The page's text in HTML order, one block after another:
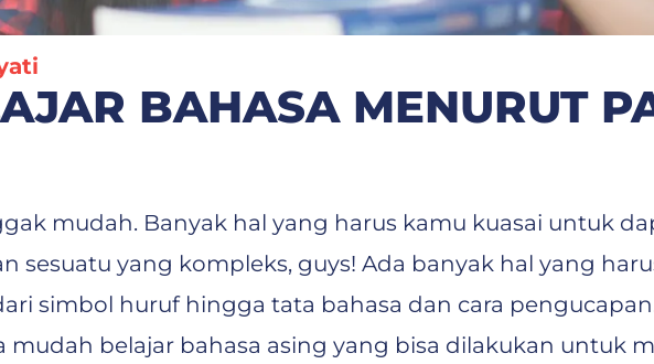
BAHASA MENURUT
mudah. Banyak hal yang harus kamu kuasai untuk
sesuatu yang kompleks, guys! Ada banyak hal yang
simbol huruf hingga tata bahasa dan cara
belajar bahasa asing yang bisa dilakukan untuk